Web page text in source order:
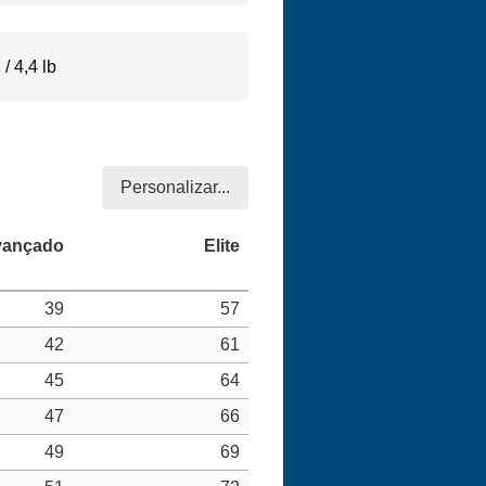
/ 4,4 lb
Personalizar...
39
57
42
61
45
64
47
66
49
69